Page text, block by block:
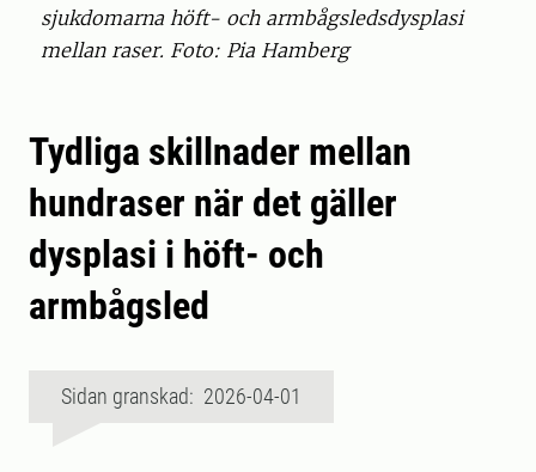
sjukdomarna höft- och armbågsledsdysplasi
mellan raser. Foto: Pia Hamberg
Tydliga skillnader mellan
hundraser när det gäller
dysplasi i höft- och
armbågsled
Sidan granskad: 2026-04-01